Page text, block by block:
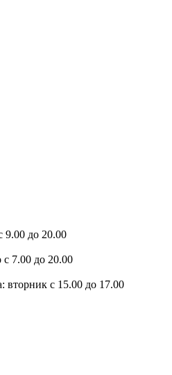
9.00 до 20.00
7.00 до 20.00
вторник с 15.00 до 17.00